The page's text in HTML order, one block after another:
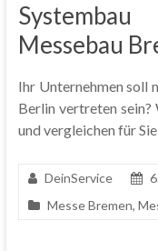
Messebau
Ihr Unternehmen soll
Berlin vertreten
und vergleichen für
DeinService
Messe Bremen,